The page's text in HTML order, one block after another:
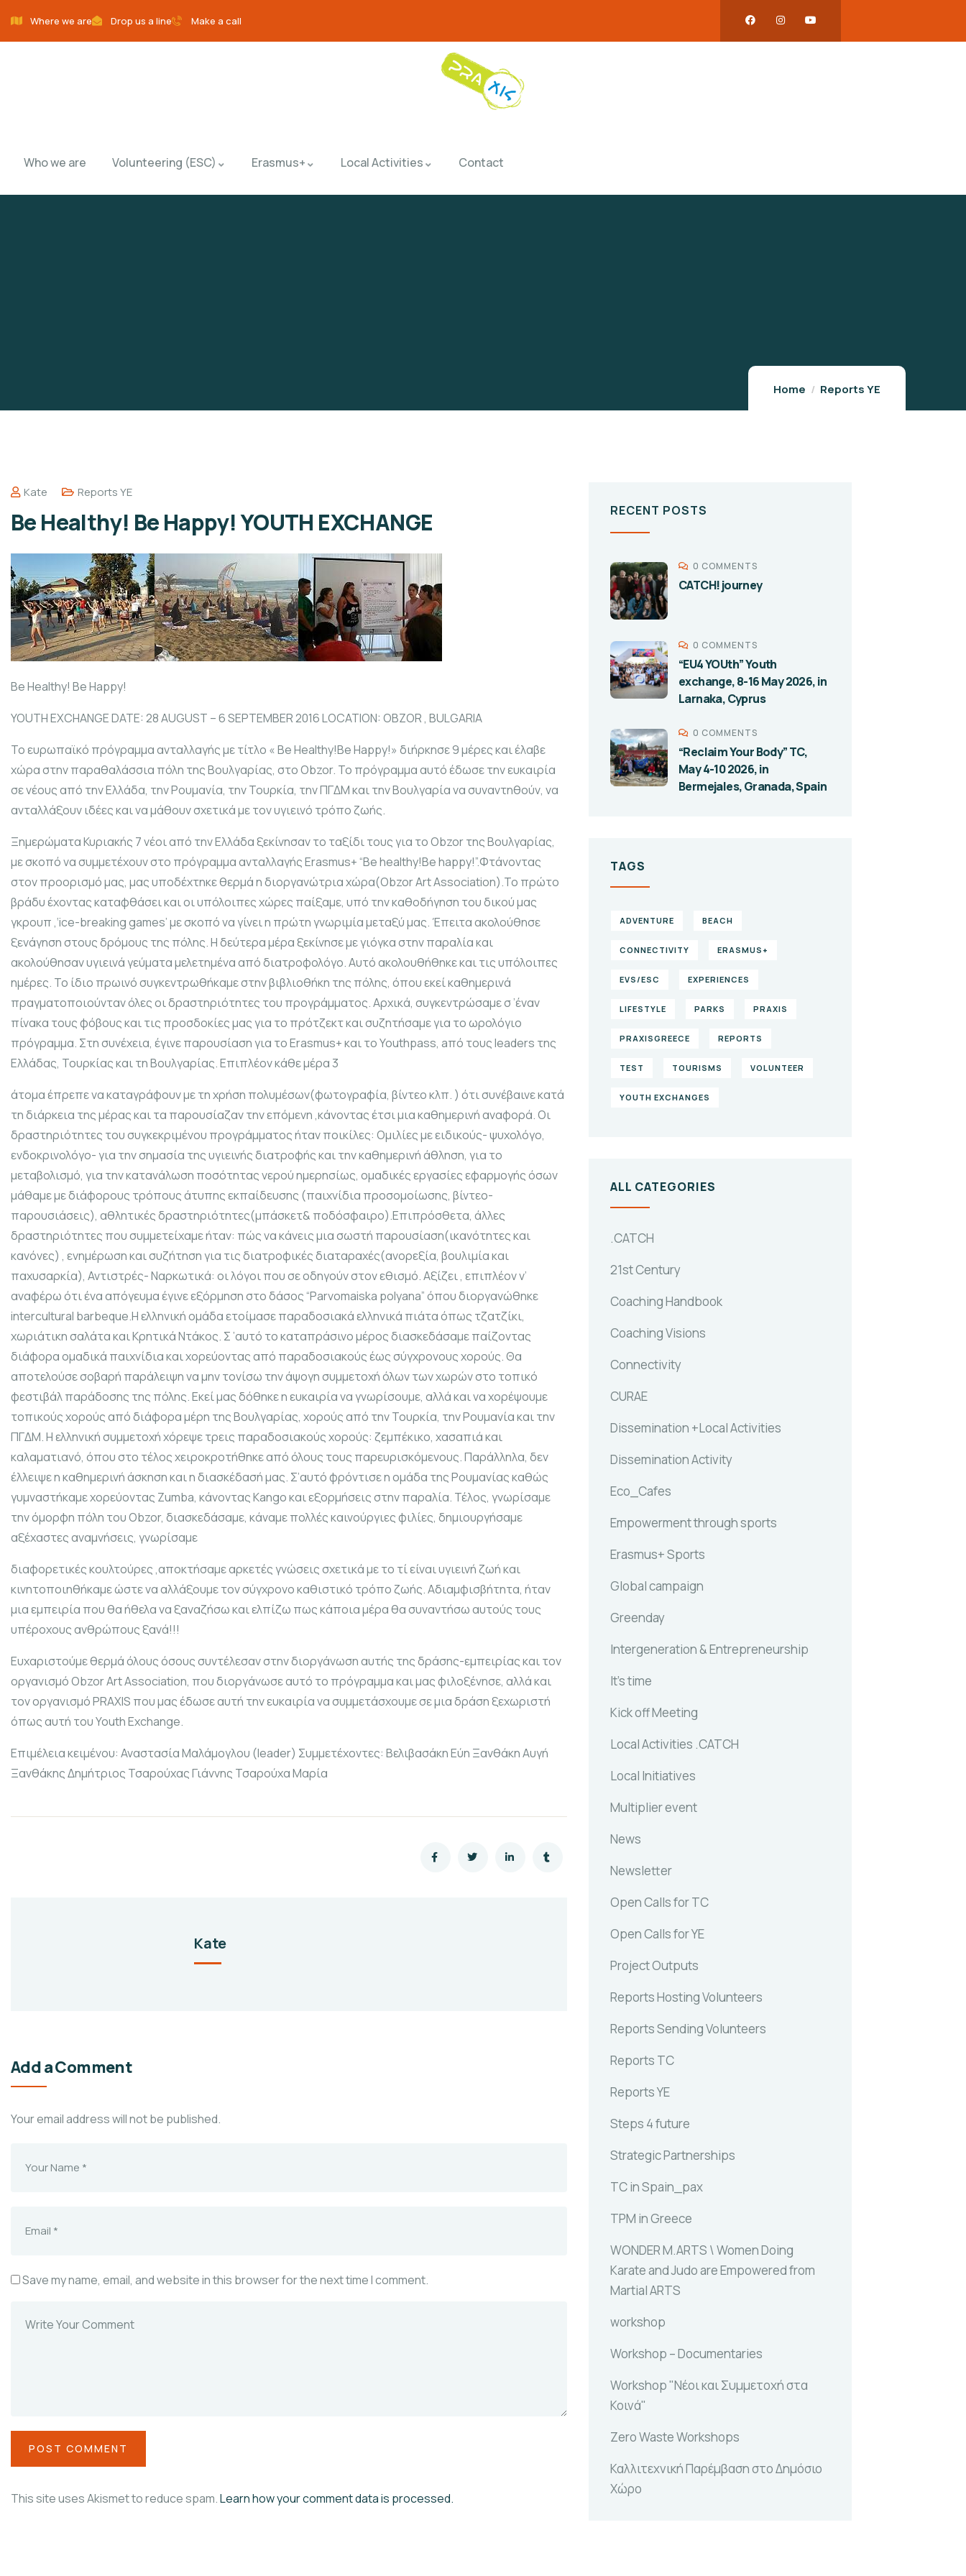
Where we are Drop us a line Make a call
Who we are Volunteering (ESC) Erasmus+ Local Activities Contact
Home Reports YE
Kate Reports YE
Be Healthy! Be Happy! YOUTH EXCHANGE
Be Healthy! Be Happy!
YOUTH EXCHANGE DATE: 28 AUGUST – 6 SEPTEMBER 2016 LOCATION: OBZOR , BULGARIA
Το ευρωπαϊκό πρόγραμμα ανταλλαγής με τίτλο « Be Healthy!Be Happy!» διήρκησε 9 μέρες και έλαβε
χώρα στην παραθαλάσσια πόλη της Βουλγαρίας, στο Obzor. Το πρόγραμμα αυτό έδωσε την ευκαιρία
σε νέους από την Ελλάδα, την Ρουμανία, την Τουρκία, την ΠΓΔΜ και την Βουλγαρία να συναντηθούν, να
ανταλλάξουν ιδέες και να μάθουν σχετικά με τον υγιεινό τρόπο ζωής.
Ξημερώματα Κυριακής 7 νέοι από την Ελλάδα ξεκίνησαν το ταξίδι τους για το Obzor της Βουλγαρίας,
με σκοπό να συμμετέχουν στο πρόγραμμα ανταλλαγής Erasmus+ “Be healthy!Be happy!”.Φτάνοντας
στον προορισμό μας, μας υποδέχτηκε θερμά η διοργανώτρια χώρα(Obzor Art Association).Το πρώτο
βράδυ έχοντας καταφθάσει και οι υπόλοιπες χώρες παίξαμε, υπό την καθοδήγηση του δικού μας
γκρουπ ,‘ice-breaking games’ με σκοπό να γίνει η πρώτη γνωριμία μεταξύ μας. Έπειτα ακολούθησε
ξενάγηση στους δρόμους της πόλης. Η δεύτερα μέρα ξεκίνησε με γιόγκα στην παραλία και
ακολούθησαν υγιεινά γεύματα μελετημένα από διατροφολόγο. Αυτό ακολουθήθηκε και τις υπόλοιπες
ημέρες. Το ίδιο πρωινό συγκεντρωθήκαμε στην βιβλιοθήκη της πόλης, όπου εκεί καθημερινά
πραγματοποιούνταν όλες οι δραστηριότητες του προγράμματος. Αρχικά, συγκεντρώσαμε σ ’έναν
πίνακα τους φόβους και τις προσδοκίες μας για το πρότζεκτ και συζητήσαμε για το ωρολόγιο
πρόγραμμα. Στη συνέχεια, έγινε παρουσίαση για το Erasmus+ και το Youthpass, aπό τους leaders της
Ελλάδας, Τουρκίας και τη Βουλγαρίας. Επιπλέον κάθε μέρα 3
άτομα έπρεπε να καταγράφουν με τη χρήση πολυμέσων(φωτογραφία, βίντεο κλπ. ) ότι συνέβαινε κατά
τη διάρκεια της μέρας και τα παρουσίαζαν την επόμενη ,κάνοντας έτσι μια καθημερινή αναφορά. Οι
δραστηριότητες του συγκεκριμένου προγράμματος ήταν ποικίλες: Ομιλίες με ειδικούς- ψυχολόγο,
ενδοκρινολόγο- για την σημασία της υγιεινής διατροφής και την καθημερινή άθληση, για το
μεταβολισμό, για την κατανάλωση ποσότητας νερού ημερησίως, ομαδικές εργασίες εφαρμογής όσων
μάθαμε με διάφορους τρόπους άτυπης εκπαίδευσης (παιχνίδια προσομοίωσης, βίντεο-
παρουσιάσεις), αθλητικές δραστηριότητες(μπάσκετ& ποδόσφαιρο).Επιπρόσθετα, άλλες
δραστηριότητες που συμμετείχαμε ήταν: πώς να κάνεις μια σωστή παρουσίαση(ικανότητες και
κανόνες) , ενημέρωση και συζήτηση για τις διατροφικές διαταραχές(ανορεξία, βουλιμία και
παχυσαρκία), Αντιστρές- Ναρκωτικά: οι λόγοι που σε οδηγούν στον εθισμό. Αξίζει , επιπλέον ν’
αναφέρω ότι ένα απόγευμα έγινε εξόρμηση στο δάσος “Parvomaiska polyana” όπου διοργανώθηκε
intercultural barbeque.Η ελληνική ομάδα ετοίμασε παραδοσιακά ελληνικά πιάτα όπως τζατζίκι,
χωριάτικη σαλάτα και Κρητικά Ντάκος. Σ ’αυτό το καταπράσινο μέρος διασκεδάσαμε παίζοντας
διάφορα ομαδικά παιχνίδια και χορεύοντας από παραδοσιακούς έως σύγχρονους χορούς. Θα
αποτελούσε σοβαρή παράλειψη να μην τονίσω την άψογη συμμετοχή όλων των χωρών στο τοπικό
φεστιβάλ παράδοσης της πόλης. Εκεί μας δόθηκε η ευκαιρία να γνωρίσουμε, αλλά και να χορέψουμε
τοπικούς χορούς από διάφορα μέρη της Βουλγαρίας, χορούς από την Τουρκία, την Ρουμανία και την
ΠΓΔΜ. Η ελληνική συμμετοχή χόρεψε τρεις παραδοσιακούς χορούς: ζεμπέκικο, χασαπιά και
καλαματιανό, όπου στο τέλος χειροκροτήθηκε από όλους τους παρευρισκόμενους. Παράλληλα, δεν
έλλειψε η καθημερινή άσκηση και η διασκέδασή μας. Σ’αυτό φρόντισε η ομάδα της Ρουμανίας καθώς
γυμναστήκαμε χορεύοντας Zumba, κάνοντας Kango και εξορμήσεις στην παραλία. Τέλος, γνωρίσαμε
την όμορφη πόλη του Obzor, διασκεδάσαμε, κάναμε πολλές καινούργιες φιλίες, δημιουργήσαμε
αξέχαστες αναμνήσεις, γνωρίσαμε
διαφορετικές κουλτούρες ,αποκτήσαμε αρκετές γνώσεις σχετικά με το τί είναι υγιεινή ζωή και
κινητοποιηθήκαμε ώστε να αλλάξουμε τον σύγχρονο καθιστικό τρόπο ζωής. Αδιαμφισβήτητα, ήταν
μια εμπειρία που θα ήθελα να ξαναζήσω και ελπίζω πως κάποια μέρα θα συναντήσω αυτούς τους
υπέροχους ανθρώπους ξανά!!!
Ευχαριστούμε θερμά όλους όσους συντέλεσαν στην διοργάνωση αυτής της δράσης-εμπειρίας και τον
οργανισμό Obzor Art Association, που διοργάνωσε αυτό το πρόγραμμα και μας φιλοξένησε, αλλά και
τον οργανισμό PRAXIS που μας έδωσε αυτή την ευκαιρία να συμμετάσχουμε σε μια δράση ξεχωριστή
όπως αυτή του Youth Exchange.
Επιμέλεια κειμένου: Αναστασία Μαλάμογλου (leader) Συμμετέχοντες: Βελιβασάκη Εύη Ξανθάκη Αυγή
Ξανθάκης Δημήτριος Τσαρούχας Γιάννης Τσαρούχα Μαρία
Kate
Add a Comment
Your email address will not be published.
Save my name, email, and website in this browser for the next time I comment.
This site uses Akismet to reduce spam.Learn how your comment data is processed.
RECENT POSTS
0 COMMENTS
CATCH! journey
0 COMMENTS
“EU4 YOUth” Youth
exchange, 8-16 May 2026, in
Larnaka, Cyprus
0 COMMENTS
“Reclaim Your Body” TC,
May 4-10 2026, in
Bermejales, Granada, Spain
TAGS
ADVENTURE BEACH
CONNECTIVITY ERASMUS+
EVS/ESC EXPERIENCES
LIFESTYLE PARKS PRAXIS
PRAXISGREECE REPORTS
TEST TOURISMS VOLUNTEER
YOUTH EXCHANGES
ALL CATEGORIES
.CATCH
21st Century
Coaching Handbook
Coaching Visions
Connectivity
CURAE
Dissemination +Local Activities
Dissemination Activity
Eco_Cafes
Empowerment through sports
Erasmus+ Sports
Global campaign
Greenday
Intergeneration & Entrepreneurship
It's time
Kick off Meeting
Local Activities .CATCH
Local Initiatives
Multiplier event
News
Newsletter
Open Calls for TC
Open Calls for YE
Project Outputs
Reports Hosting Volunteers
Reports Sending Volunteers
Reports TC
Reports YE
Steps 4 future
Strategic Partnerships
TC in Spain_pax
TPM in Greece
WONDER M.ARTS \ Women Doing
Karate and Judo are Empowered from
Martial ARTS
workshop
Workshop – Documentaries
Workshop "Νέοι και Συμμετοχή στα
Κοινά"
Zero Waste Workshops
Καλλιτεχνική Παρέμβαση στο Δημόσιο
Χώρο